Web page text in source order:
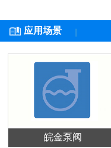
应用场景
皖金泵阀